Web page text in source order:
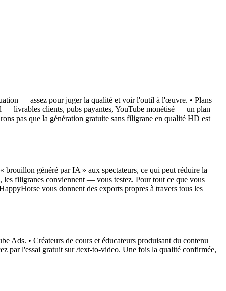
— assez pour juger la qualité et voir l'outil à l'œuvre. • Plans
— livrables clients, pubs payantes, YouTube monétisé — un plan
pas que la génération gratuite sans filigrane en qualité HD est
généré par IA » aux spectateurs, ce qui peut réduire la
les filigranes conviennent — vous testez. Pour tout ce que vous
vous donnent des exports propres à travers tous les
Ads. • Créateurs de cours et éducateurs produisant du contenu
par l'essai gratuit sur /text-to-video. Une fois la qualité confirmée,